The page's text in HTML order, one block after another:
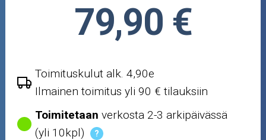
Outlet-tuotteet79,90 €
Toimituskulut alk. 4,90e
Ilmainen toimitus yli 90 € tilauksiin
Toimitetaan verkosta 2-3 arkipäivässä
(yli 10kpl)
?